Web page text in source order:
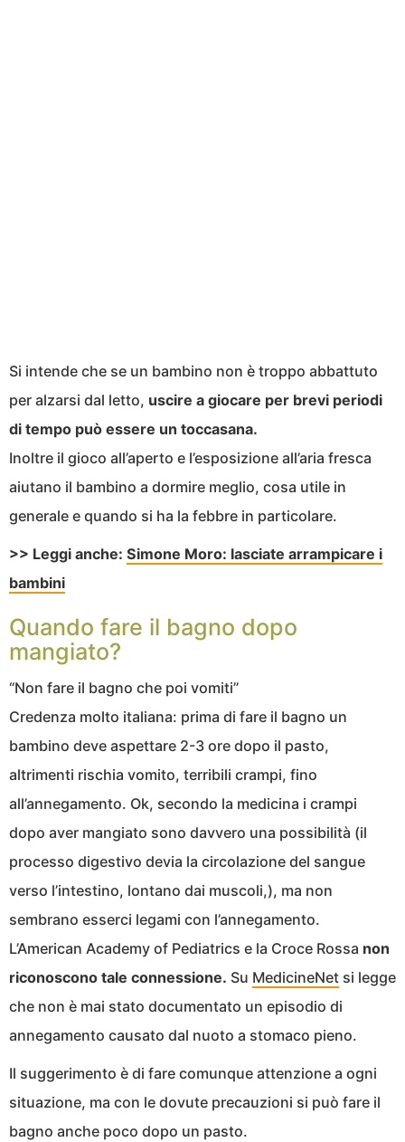
Si intende che se un bambino non è troppo abbattuto
per alzarsi dal letto, uscire a giocare per brevi periodi
di tempo può essere un toccasana.
Inoltre il gioco all’aperto e l’esposizione all’aria fresca
aiutano il bambino a dormire meglio, cosa utile in
generale e quando si ha la febbre in particolare.
>> Leggi anche: Simone Moro: lasciate arrampicare i
bambini
Quando fare il bagno dopo
mangiato?
“Non fare il bagno che poi vomiti”
Credenza molto italiana: prima di fare il bagno un
bambino deve aspettare 2-3 ore dopo il pasto,
altrimenti rischia vomito, terribili crampi, fino
all’annegamento. Ok, secondo la medicina i crampi
dopo aver mangiato sono davvero una possibilità (il
processo digestivo devia la circolazione del sangue
verso l’intestino, lontano dai muscoli,), ma non
sembrano esserci legami con l’annegamento.
L’American Academy of Pediatrics e la Croce Rossa non
riconoscono tale connessione. Su MedicineNet si legge
che non è mai stato documentato un episodio di
annegamento causato dal nuoto a stomaco pieno.
Il suggerimento è di fare comunque attenzione a ogni
situazione, ma con le dovute precauzioni si può fare il
bagno anche poco dopo un pasto.